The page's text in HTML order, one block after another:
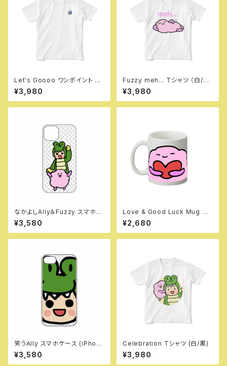
Let's Goooo ワンポイント T
シャツ（白/黒）
¥3,980
Fuzzy meh... Tシャツ （白/
黒）
¥3,980
なかよしAlly＆Fuzzy スマホケ
ース (iPhone 12/12 Pro/mini)
¥3,580
Love & Good Luck Mug Cu
p
¥2,680
笑うAlly スマホケース (iPhon
e 16)
¥3,580
Celebration Tシャツ (白/黒)
¥3,980